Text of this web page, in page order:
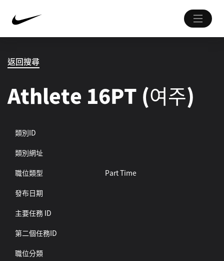
返回搜尋
Athlete 16PT (여주)
類別ID
類別網址
職位類型
Part Time
發布日期
主要任務 ID
第二個任務ID
職位分類